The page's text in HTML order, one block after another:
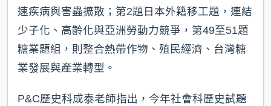
速疾病與害蟲擴散；第2題日本外籍移工題，連結
少子化、高齡化與亞洲勞動力競爭，第49至51題
糖業題組，則整合熱帶作物、殖民經濟、台灣糖
業發展與產業轉型。
P&C歷史科成泰老師指出，今年社會科歷史試題